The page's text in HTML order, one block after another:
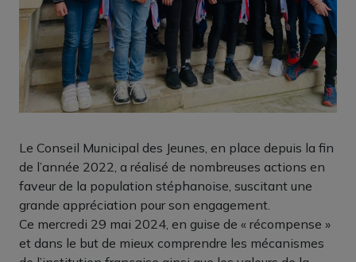
Le Conseil Municipal des Jeunes, en place depuis la fin
de l’année 2022, a réalisé de nombreuses actions en
faveur de la population stéphanoise, suscitant une
grande appréciation pour son engagement.
Ce mercredi 29 mai 2024, en guise de « récompense »
et dans le but de mieux comprendre les mécanismes